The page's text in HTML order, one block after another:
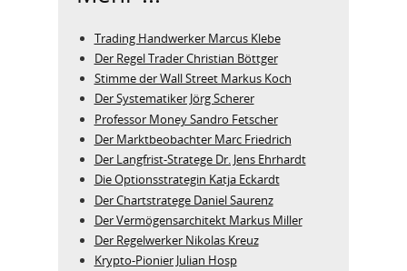
Trading Handwerker Marcus Klebe
Der Regel Trader Christian Böttger
Stimme der Wall Street Markus Koch
Der Systematiker Jörg Scherer
Professor Money Sandro Fetscher
Der Marktbeobachter Marc Friedrich
Der Langfrist-Stratege Dr. Jens Ehrhardt
Die Optionsstrategin Katja Eckardt
Der Chartstratege Daniel Saurenz
Der Vermögensarchitekt Markus Miller
Der Regelwerker Nikolas Kreuz
Krypto-Pionier Julian Hosp